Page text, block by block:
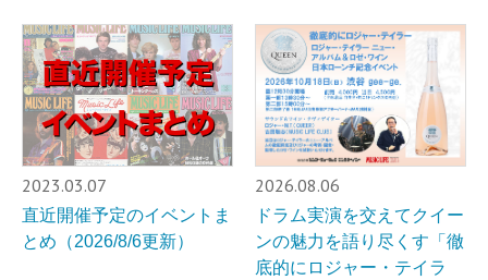
2023.03.07
直近開催予定のイベントま
とめ（2026/8/6更新）
2026.08.06
ドラム実演を交えてクイー
ンの魅力を語り尽くす「徹
底的にロジャー・テイラ